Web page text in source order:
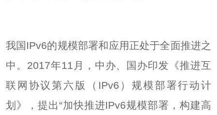
我国IPv6的规模部署和应用正处于全面推进之
中。2017年11月，中办、国办印发《推进互
联网协议第六版（IPv6）规模部署行动计
划》，提出“加快推进IPv6规模部署，构建高